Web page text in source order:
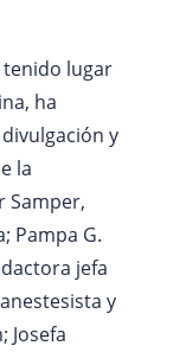
lugar
ha
y
la
Samper,
Pampa G.
jefa
y
Josefa